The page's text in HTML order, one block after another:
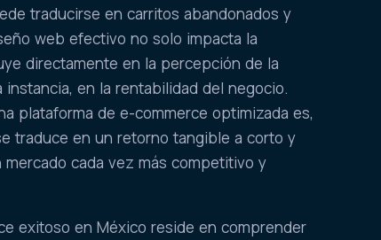
traducirse en carritos abandonados y
web efectivo no solo impacta la
directamente en la percepción de la
en la rentabilidad del negocio.
plataforma de e-commerce optimizada es,
traduce en un retorno tangible a corto y
cada vez más competitivo y
exitoso en México reside en comprender